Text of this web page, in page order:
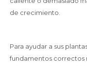
de crecimiento.
Para ayudar a sus
fundamentos correctos